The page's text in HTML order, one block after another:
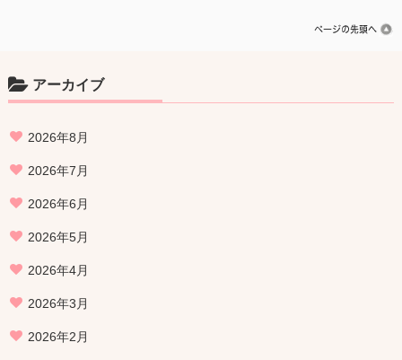
アーカイブ
2026年8月
2026年7月
2026年6月
2026年5月
2026年4月
2026年3月
2026年2月